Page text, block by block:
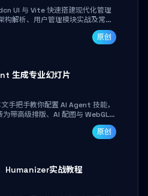
UI 与 Vite 快速搭建现代化管理
构解析、用户管理模块实战及常见
仪表盘搭建、组件拼装与主题定
原创
生成专业幻灯片
手把手教你配置 AI Agent 技能，
带高级排版、AI 配图与 WebGL
专注内容，10 分钟即可产出可投
原创
Humanizer实战教程